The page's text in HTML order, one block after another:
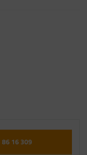
16 309